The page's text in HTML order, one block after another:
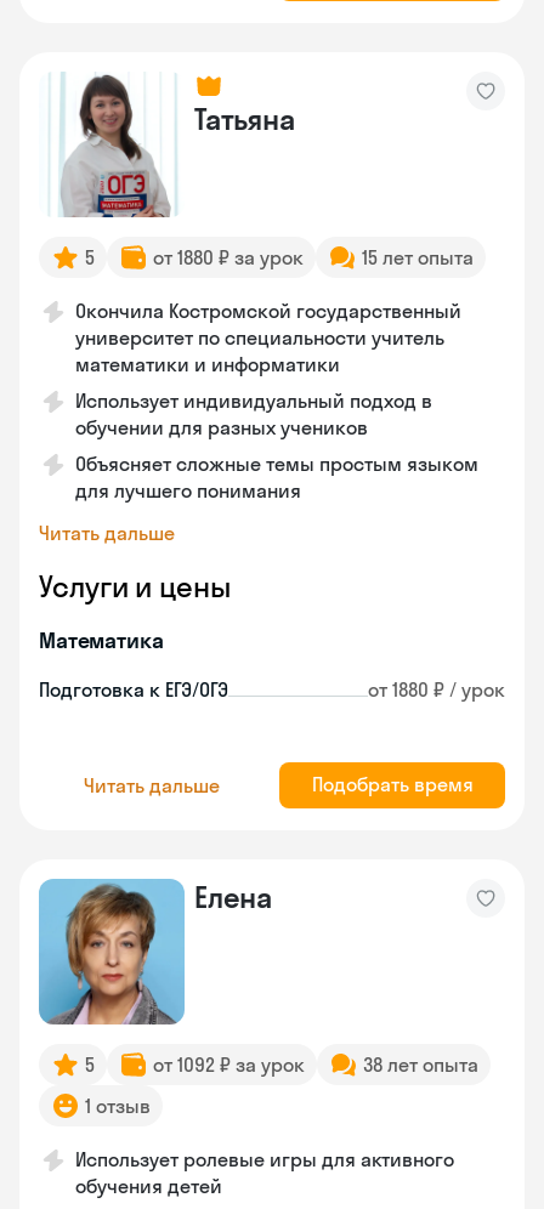
Татьяна
5 от 1880 ₽ за урок 15 лет опыта
Окончила Костромской государственный
университет по специальности учитель
математики и информатики
Использует индивидуальный подход в
обучении для разных учеников
Объясняет сложные темы простым языком
для лучшего понимания
Читать дальше
Услуги и цены
Математика
Подготовка к ЕГЭ/ОГЭ от 1880 ₽ / урок
Читать дальше Подобрать время
Елена
5 от 1092 ₽ за урок
38 лет опыта
1 отзыв
Использует ролевые игры для активного
обучения детей